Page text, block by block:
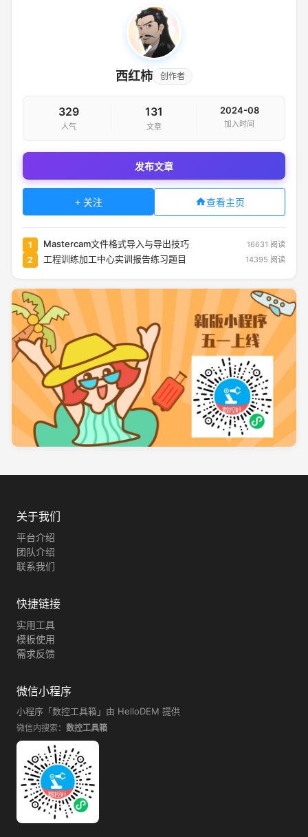
西红柿 创作者
329
人气
131
文章
2024-08
加入时间
发布文章
+ 关注 查看主页
1 Mastercam文件格式导入与导出技巧 16631 阅读
2 工程训练加工中心实训报告练习题目 14395 阅读
关于我们
平台介绍
团队介绍
联系我们
快捷链接
实用工具
模板使用
需求反馈
微信小程序
小程序「数控工具箱」由 HelloDEM 提供
微信内搜索： 数控工具箱